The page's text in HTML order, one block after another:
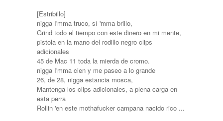
[Estribillo]
nigga I'mma truco, sí 'mma brillo,
Grind todo el tiempo con este dinero en mi mente,
pistola en la mano del rodillo negro clips
adicionales
45 de Mac 11 toda la mierda de cromo.
nigga I'mma cien y me paseo a lo grande
26, de 28, nigga estancia mosca,
Mantenga los clips adicionales, a plena carga en
esta perra
Rollin 'en este mothafucker campana nacido rico ...